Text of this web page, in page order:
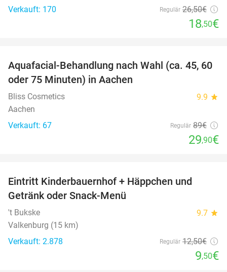
Verkauft: 170 Regulär 26,50€
18,50€
66%
Aquafacial-Behandlung nach Wahl (ca. 45, 60
oder 75 Minuten) in Aachen
Bliss Cosmetics 9.9 star
Aachen
Verkauft: 67
Regulär 89€
29,90€
Eintritt Kinderbauernhof + Häppchen und
Getränk oder Snack-Menü
't Bukske 9.7 star
Valkenburg (15 km)
Verkauft: 2.878
Regulär 12,50€
9,50€